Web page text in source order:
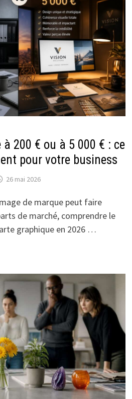
200 € ou à 5 000 € : ce
pour votre business
26 mai 2026
de marque peut faire
de marché, comprendre le
graphique en 2026 …